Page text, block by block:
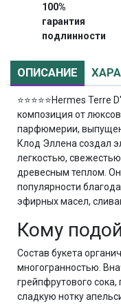
100%
гарантия
подлинности
ОПИСАНИЕ
⭐⭐⭐⭐⭐Hermes Terre
композиция от
парфюмерии,
Клод Эллена создал
легкостью,
древесным теплом.
популярности
эфирных масел,
Кому
Состав букета
многогранностью.
грейпфрутового
сладкую нотку